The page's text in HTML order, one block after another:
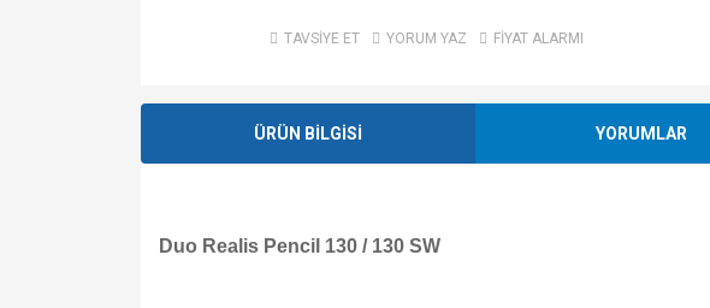
TAVSİYE ET YORUM YAZ FİYAT ALARMI
ÜRÜN BİLGİSİ YORUMLAR
Duo Realis Pencil 130 / 130 SW